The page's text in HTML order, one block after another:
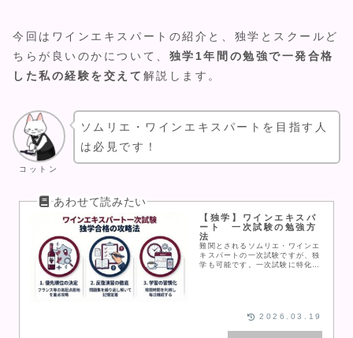
今回はワインエキスパートの紹介と、独学とスクールど
ちらが良いのかについて、 独学1年間の勉強で一発合格
した私の経験を交えて 解説します。
コットン
ソムリエ・ワインエキスパートを目指す人
は必見です！
【独学】ワインエキスパ
ート 一次試験の勉強方
法
難関とされるソムリエ・ワインエ
キスパートの一次試験ですが、独
学も可能です。一次試験に特化し
2026.03.19